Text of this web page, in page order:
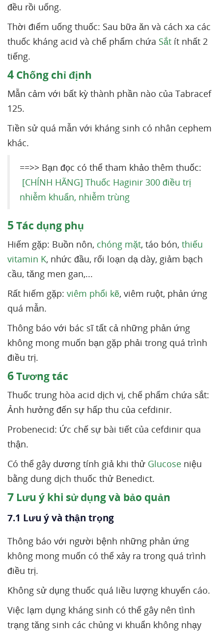
đều rồi uống.
Thời điểm uống thuốc: Sau bữa ăn và cách xa các
thuốc kháng acid và chế phẩm chứa Sắt ít nhất 2
tiếng.
4 Chống chỉ định
Mẫn cảm với bất kỳ thành phần nào của Tabracef
125.
Tiền sử quá mẫn với kháng sinh có nhân cephem
khác.
==>> Bạn đọc có thể tham khảo thêm thuốc:
[CHÍNH HÃNG] Thuốc Haginir 300 điều trị
nhiễm khuẩn, nhiễm trùng
5 Tác dụng phụ
Hiếm gặp: Buồn nôn, chóng mặt, táo bón, thiếu
vitamin K, nhức đầu, rối loạn dạ dày, giảm bạch
cầu, tăng men gan,...
Rất hiếm gặp: viêm phổi kẽ, viêm ruột, phản ứng
quá mẫn.
Thông báo với bác sĩ tất cả những phản ứng
không mong muốn bạn gặp phải trong quá trình
điều trị.
6Tương tác
Thuốc trung hòa acid dịch vị, chế phẩm chứa sắt:
Ảnh hưởng đến sự hấp thu của cefdinir.
Probenecid: Ức chế sự bài tiết của cefdinir qua
thận.
Có thể gây dương tính giả khi thử Glucose niệu
bằng dung dịch thuốc thử Benedict.
7 Lưu ý khi sử dụng và bảo quản
7.1 Lưu ý và thận trọng
Thông báo với người bệnh những phản ứng
không mong muốn có thể xảy ra trong quá trình
điều trị.
Không sử dụng thuốc quá liều lượng khuyến cáo.
Việc lạm dụng kháng sinh có thể gây nên tình
trạng tăng sinh các chủng vi khuẩn không nhạy